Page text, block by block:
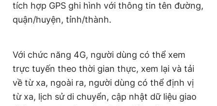
tích hợp GPS ghi hình với thông tin tên đường,
quận/huyện, tỉnh/thành.
Với chức năng 4G, người dùng có thể xem
trực tuyến theo thời gian thực, xem lại và tải
về từ xa, ngoài ra, người dùng có thể định vị
từ xa, lịch sử di chuyển, cập nhật dữ liệu giao